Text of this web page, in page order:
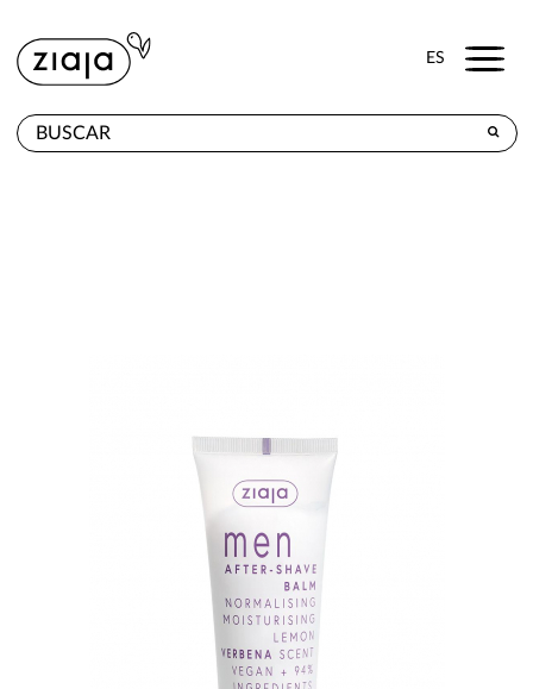
ES Menu